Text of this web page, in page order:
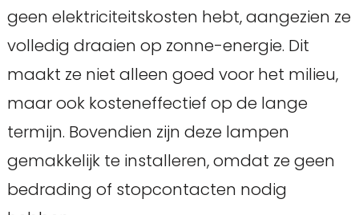
geen elektriciteitskosten hebt, aangezien ze
volledig draaien op zonne-energie. Dit
maakt ze niet alleen goed voor het milieu,
maar ook kosteneffectief op de lange
termijn. Bovendien zijn deze lampen
gemakkelijk te installeren, omdat ze geen
bedrading of stopcontacten nodig